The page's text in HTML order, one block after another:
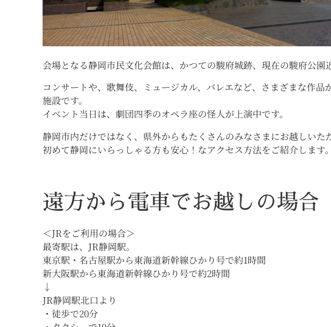
会場となる静岡市民文化会館は、かつての駿府城跡、現在の駿府公園
コンサートや、歌舞伎、ミュージカル、バレエなど、さまざまな作品
施設です。
イベント当日は、劇団四季のオペラ座の怪人が上演中です。
静岡市内だけではなく、県外からもたくさんのみなさまにお越しいた
初めて静岡にいらっしゃる方も安心！なアクセス方法をご紹介します。
遠方から電車でお越しの場合
＜JRをご利用の場合＞
最寄駅は、JR静岡駅。
東京駅・名古屋駅から東海道新幹線ひかり号で約1時間
新大阪駅から東海道新幹線ひかり号で約2時間
↓
JR静岡駅北口より
・徒歩で20分